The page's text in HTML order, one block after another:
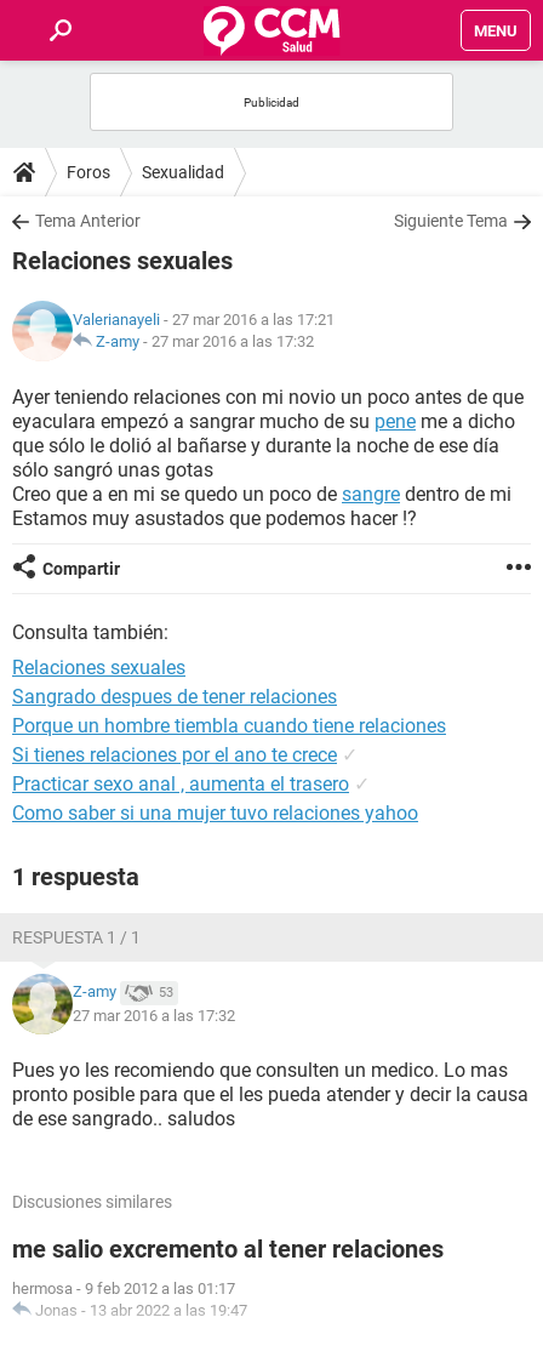
MENU
FOROS
SALUD
NUTRICIÓN
BIENESTAR
SEXUALIDAD
GLOSARIO
Foros Sexualidad
Tema Anterior Siguiente Tema
Relaciones sexuales
Valerianayeli - 27 mar 2016 a las 17:21
Z-amy - 27 mar 2016 a las 17:32
Ayer teniendo relaciones con mi novio un poco antes de que
eyaculara empezó a sangrar mucho de su pene me a dicho
que sólo le dolió al bañarse y durante la noche de ese día
sólo sangró unas gotas
Creo que a en mi se quedo un poco de sangre dentro de mi
Estamos muy asustados que podemos hacer !?
Compartir
Consulta también:
Relaciones sexuales
Sangrado despues de tener relaciones
Porque un hombre tiembla cuando tiene relaciones
Si tienes relaciones por el ano te crece ✓
Practicar sexo anal , aumenta el trasero ✓
Como saber si una mujer tuvo relaciones yahoo
1 respuesta
RESPUESTA 1 / 1
Z-amy 53
27 mar 2016 a las 17:32
Pues yo les recomiendo que consulten un medico. Lo mas
pronto posible para que el les pueda atender y decir la causa
de ese sangrado.. saludos
Discusiones similares
me salio excremento al tener relaciones
hermosa - 9 feb 2012 a las 01:17
Jonas - 13 abr 2022 a las 19:47